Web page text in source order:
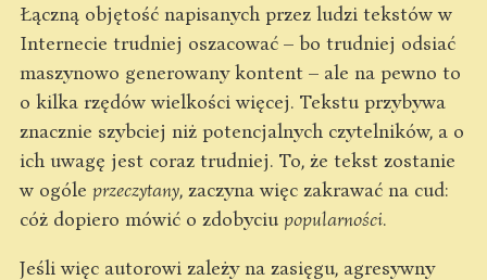
Łączną objętość napisanych przez ludzi tekstów w
Internecie trudniej oszacować – bo trudniej odsiać
maszynowo generowany kontent – ale na pewno to
o kilka rzędów wielkości więcej. Tekstu przybywa
znacznie szybciej niż potencjalnych czytelników, a o
ich uwagę jest coraz trudniej. To, że tekst zostanie
w ogóle przeczytany, zaczyna więc zakrawać na cud:
cóż dopiero mówić o zdobyciu popularności.
Jeśli więc autorowi zależy na zasięgu, agresywny